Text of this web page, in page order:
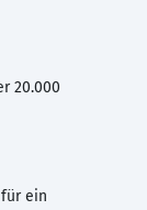
20.000
ein